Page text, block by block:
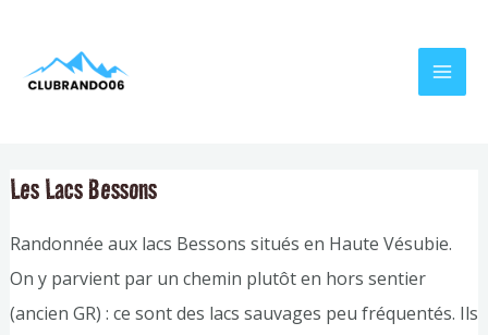
contenu
Les Lacs Bessons
Randonnée aux lacs Bessons situés en Haute Vésubie.
On y parvient par un chemin plutôt en hors sentier
(ancien GR) : ce sont des lacs sauvages peu fréquentés. Ils
de
l’article